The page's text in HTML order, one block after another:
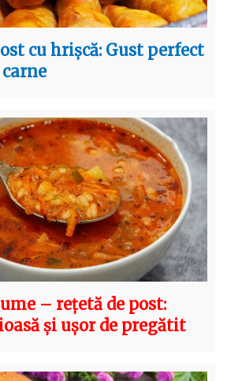
cu hrișcă: Gust perfect
– rețetă de post:
și ușor de pregătit